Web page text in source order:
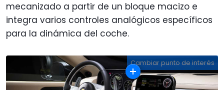
mecanizado a partir de un bloque macizo e
integra varios controles analógicos específicos
para la dinámica del coche.
Cambiar punto de interés